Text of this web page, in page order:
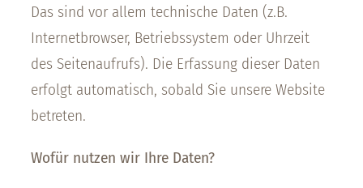
Das sind vor allem technische Daten (z.B.
Internetbrowser, Betriebssystem oder Uhrzeit
des Seitenaufrufs). Die Erfassung dieser Daten
erfolgt automatisch, sobald Sie unsere Website
betreten.
Wofür nutzen wir Ihre Daten?